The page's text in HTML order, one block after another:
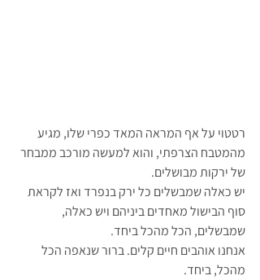
רטטוי על אף המראה המאד כפרי שלו, מגיע
מהמטבח הצרפתי, והוא למעשה מורכב ממבחר
של ירקות מבושלים.
יש כאלה שמבשלים כל ירק בנפרד ואז לקראת
סוף הבישול מאחדים ביניהם ויש כאלה,
שמבשלים, הכל מהכל ביחד.
אנחנו אוהבים חיים קלים. ברור שנאפה הכל
מהכל, ביחד.